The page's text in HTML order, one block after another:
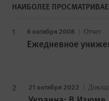
НАИБОЛЕЕ
6 октября 2008 Отчет
Ежедневное
21 октября 2022 Доклад